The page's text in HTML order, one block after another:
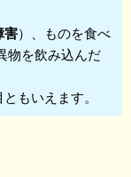
害）、ものを食べ
物を飲み込んだ
もいえます。